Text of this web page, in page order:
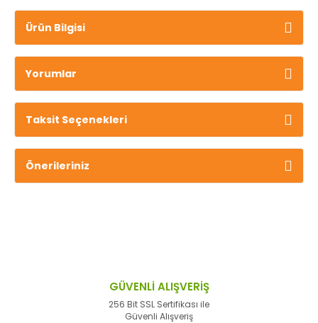
Ürün Bilgisi
Yorumlar
Taksit Seçenekleri
Önerileriniz
GÜVENLİ ALIŞVERİŞ
256 Bit SSL Sertifikası ile
Güvenli Alışveriş